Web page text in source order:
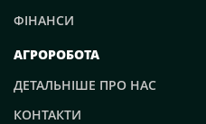
ФІНАНСИ
АГРОРОБОТА
ДЕТАЛЬНІШЕ ПРО НАС
КОНТАКТИ